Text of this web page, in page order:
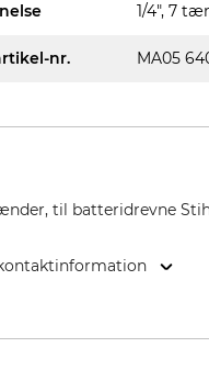
1/4", 7
nr. MA05
til batteridrevne